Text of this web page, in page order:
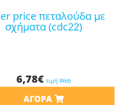
σχήματα (cdc22)
6,78€ τιμή Web
ΑΓΟΡΆ